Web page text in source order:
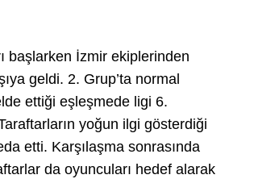
başlarken İzmir ekiplerinden
geldi. 2. Grup’ta normal
ettiği eşleşmede ligi 6.
yoğun ilgi gösterdiği
etti. Karşılaşma sonrasında
da oyuncuları hedef alarak